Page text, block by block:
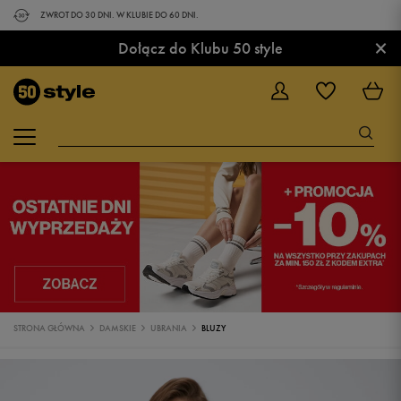
ZWROT DO 30 DNI. W KLUBIE DO 60 DNI.
Dołącz do Klubu 50 style ×
STRONA GŁÓWNA DAMSKIE UBRANIA BLUZY